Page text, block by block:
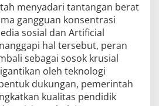
menyadari tantangan berat
gangguan konsentrasi
sosial dan Artificial
hal tersebut, peran
sebagai sosok krusial
oleh teknologi
dukungan, pemerintah
kualitas pendidik